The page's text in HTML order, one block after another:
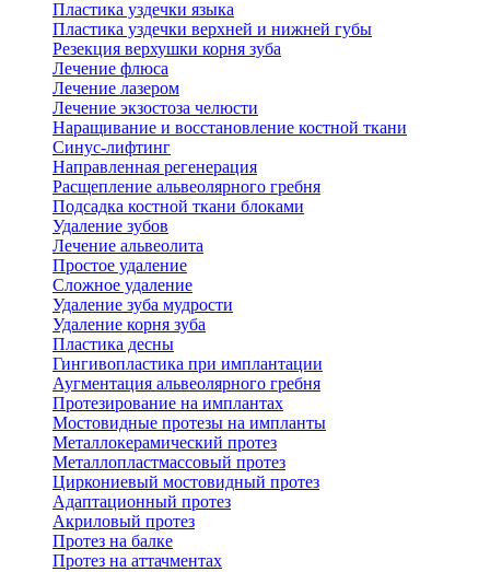
Пластика уздечки языка
Пластика уздечки верхней и нижней губы
Резекция верхушки корня зуба
Лечение флюса
Лечение лазером
Лечение экзостоза челюсти
Наращивание и восстановление костной ткани
Синус-лифтинг
Направленная регенерация
Расщепление альвеолярного гребня
Подсадка костной ткани блоками
Удаление зубов
Лечение альвеолита
Простое удаление
Сложное удаление
Удаление зуба мудрости
Удаление корня зуба
Пластика десны
Гингивопластика при имплантации
Аугментация альвеолярного гребня
Протезирование на имплантах
Мостовидные протезы на импланты
Металлокерамический протез
Металлопластмассовый протез
Циркониевый мостовидный протез
Адаптационный протез
Акриловый протез
Протез на балке
Протез на аттачментах